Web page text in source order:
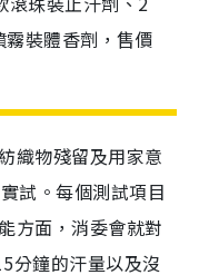
裝體香劑，售價
織物殘留及用家意
試。每個測試項目
方面，消委會就對
分鐘的汗量以及沒